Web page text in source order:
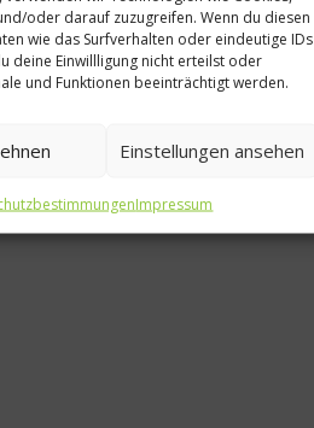
oder darauf zuzugreifen. Wenn du diesen
wie das Surfverhalten oder eindeutige IDs
deine Einwillligung nicht erteilst oder
und Funktionen beeinträchtigt werden.
Einstellungen ansehen
Impressum
Spitzenköche
Ole Plogstedt im
fetzt!“
29. Juli 2014